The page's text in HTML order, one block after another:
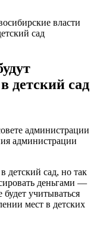
власти
сад
детский сад
администрации
администрации
детский сад, но так
деньгами —
учитываться
мест в детских